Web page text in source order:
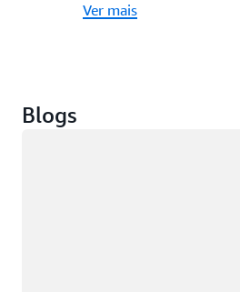
Ver mais
Blogs